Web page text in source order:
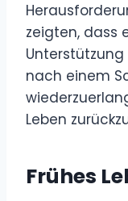
zeigten, dass
nach einem
Leben
Frühes